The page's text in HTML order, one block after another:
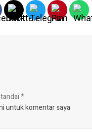
*
untuk komentar saya